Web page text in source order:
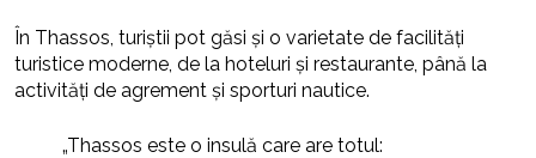
În Thassos, turiștii pot găsi și o varietate de facilități
turistice moderne, de la hoteluri și restaurante, până la
activități de agrement și sporturi nautice.
„Thassos este o insulă care are totul: